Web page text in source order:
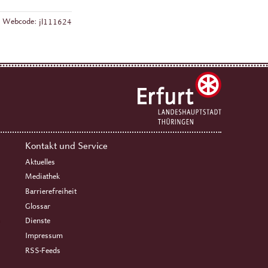
Webcode: jl111624
Kontakt und Service
Aktuelles
Mediathek
Barrierefreiheit
Glossar
Dienste
Impressum
RSS-Feeds